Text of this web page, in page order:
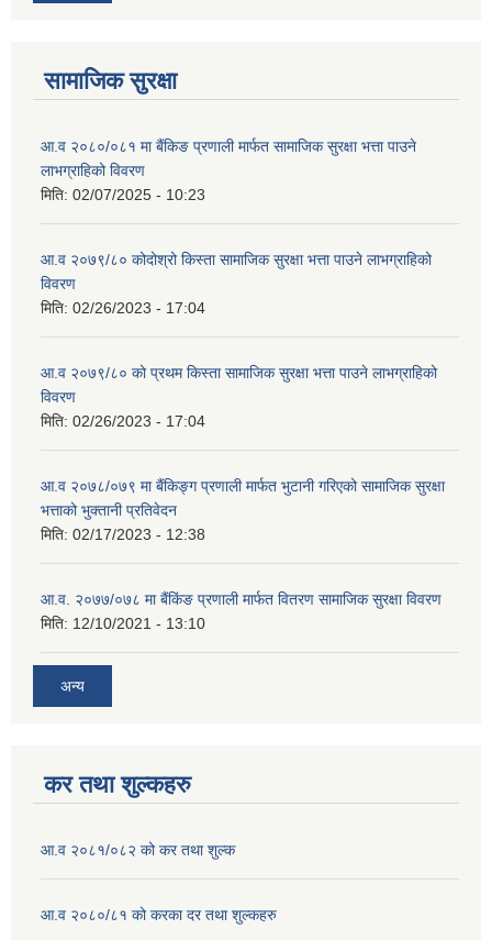
सामाजिक सुरक्षा
आ.व २०८०/०८१ मा बैंकिङ प्रणाली मार्फत सामाजिक सुरक्षा भत्ता पाउने
लाभग्राहिको विवरण
मिति: 02/07/2025 - 10:23
आ.व २०७९/८० कोदोश्रो किस्ता सामाजिक सुरक्षा भत्ता पाउने लाभग्राहिको
विवरण
मिति: 02/26/2023 - 17:04
आ.व २०७९/८० को प्रथम किस्ता सामाजिक सुरक्षा भत्ता पाउने लाभग्राहिको
विवरण
मिति: 02/26/2023 - 17:04
आ.व २०७८/०७९ मा बैंकिङ्ग प्रणाली मार्फत भुटानी गरिएको सामाजिक सुरक्षा
भत्ताको भुक्तानी प्रतिवेदन
मिति: 02/17/2023 - 12:38
आ.व. २०७७/०७८ मा बैंकिंङ प्रणाली मार्फत वितरण सामाजिक सुरक्षा विवरण
मिति: 12/10/2021 - 13:10
अन्य
कर तथा शुल्कहरु
आ.व २०८१/०८२ को कर तथा शुल्क
आ.व २०८०/८१ को करका दर तथा शुल्कहरु